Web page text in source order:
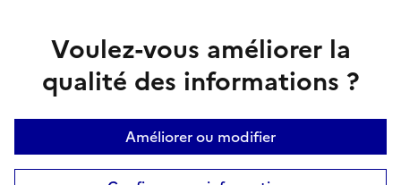
Voulez-vous améliorer la
qualité des informations ?
Améliorer ou modifier